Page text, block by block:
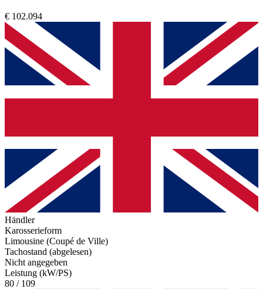
€ 102.094
Händler
Karosserieform
Limousine (Coupé de Ville)
Tachostand (abgelesen)
Nicht angegeben
Leistung (kW/PS)
80 / 109